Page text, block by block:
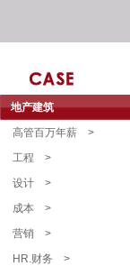
地产建筑
高管百万年薪 >
工程 >
设计 >
成本 >
营销 >
HR.财务 >